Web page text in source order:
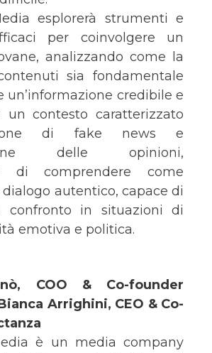
esplorerà strumenti e
per coinvolgere un
analizzando come la
sia fondamentale
un’informazione credibile e
un contesto caratterizzato
di fake news e
delle opinioni,
di comprendere come
autentico, capace di
confronto in situazioni di
emotiva e politica.
COO & Co-founder
Arrighini, CEO & Co-
è un media company